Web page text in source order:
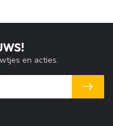
en acties.